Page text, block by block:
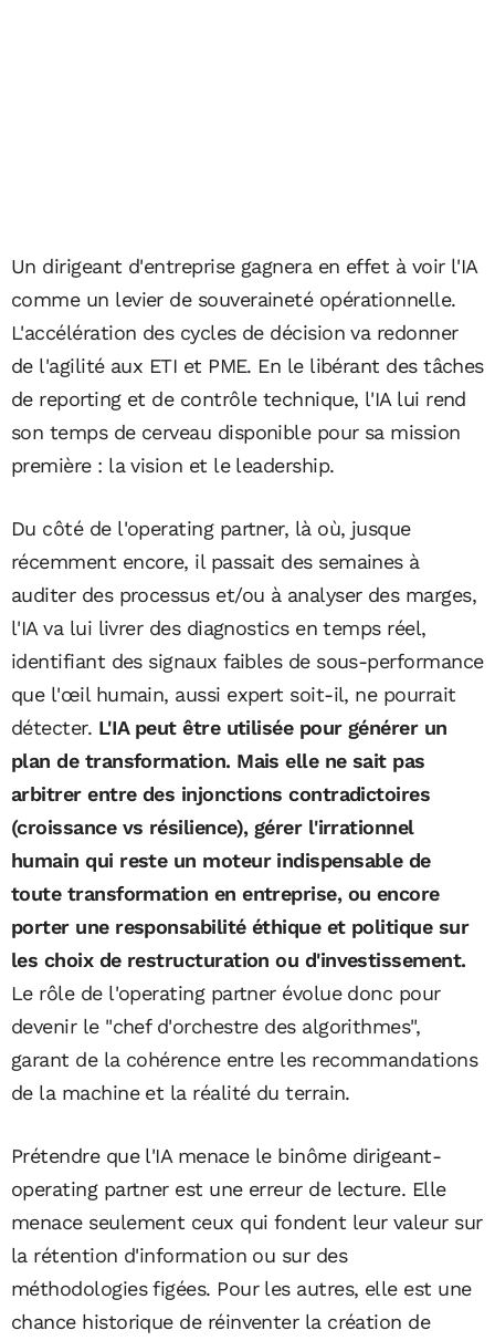
Un dirigeant d'entreprise gagnera en effet à voir l'IA
comme un levier de souveraineté opérationnelle.
L'accélération des cycles de décision va redonner
de l'agilité aux ETI et PME. En le libérant des tâches
de reporting et de contrôle technique, l'IA lui rend
son temps de cerveau disponible pour sa mission
première : la vision et le leadership.
Du côté de l'operating partner, là où, jusque
récemment encore, il passait des semaines à
auditer des processus et/ou à analyser des marges,
l'IA va lui livrer des diagnostics en temps réel,
identifiant des signaux faibles de sous-performance
que l'œil humain, aussi expert soit-il, ne pourrait
détecter. L'IA peut être utilisée pour générer un
plan de transformation. Mais elle ne sait pas
arbitrer entre des injonctions contradictoires
(croissance vs résilience), gérer l'irrationnel
humain qui reste un moteur indispensable de
toute transformation en entreprise, ou encore
porter une responsabilité éthique et politique sur
les choix de restructuration ou d'investissement.
Le rôle de l'operating partner évolue donc pour
devenir le "chef d'orchestre des algorithmes",
garant de la cohérence entre les recommandations
de la machine et la réalité du terrain.
Prétendre que l'IA menace le binôme dirigeant-
operating partner est une erreur de lecture. Elle
menace seulement ceux qui fondent leur valeur sur
la rétention d'information ou sur des
méthodologies figées. Pour les autres, elle est une
chance historique de réinventer la création de